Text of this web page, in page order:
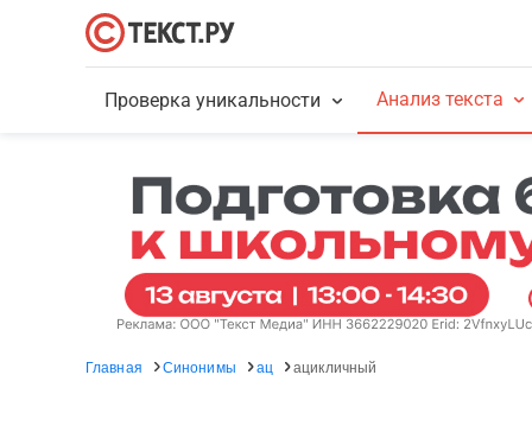
Проверка уникальности Анализ текста
Главная Синонимы ац ацикличный